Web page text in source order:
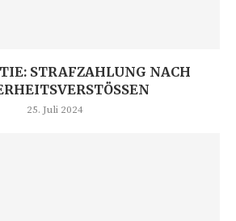
STRAFZAHLUNG NACH
25. Juli 2024